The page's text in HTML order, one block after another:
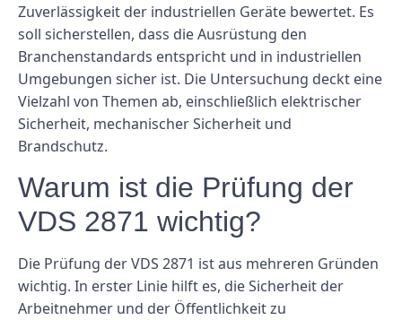
Zuverlässigkeit der industriellen Geräte bewertet. Es
soll sicherstellen, dass die Ausrüstung den
Branchenstandards entspricht und in industriellen
Umgebungen sicher ist. Die Untersuchung deckt eine
Vielzahl von Themen ab, einschließlich elektrischer
Sicherheit, mechanischer Sicherheit und
Brandschutz.
Warum ist die Prüfung der
VDS 2871 wichtig?
Die Prüfung der VDS 2871 ist aus mehreren Gründen
wichtig. In erster Linie hilft es, die Sicherheit der
Arbeitnehmer und der Öffentlichkeit zu